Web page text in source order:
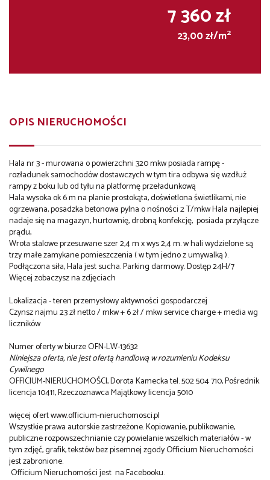
7 360 zł
23,00 zł/m2
OPIS NIERUCHOMOŚCI
Hala nr 3 - murowana o powierzchni 320 mkw posiada rampę -
rozładunek samochodów dostawczych w tym tira odbywa się wzdłuż
rampy z boku lub od tyłu na platformę przeładunkową
Hala wysoka ok 6 m na planie prostokąta, doświetlona świetlikami, nie
ogrzewana, posadzka betonowa pylna o nośności 2 T/mkw Hala najlepiej
nadaje się na magazyn, hurtownię, drobną konfekcję, posiada przyłącze
prądu,
Wrota stalowe przesuwane szer 2,4 m x wys 2,4 m. w hali wydzielone są
trzy małe zamykane pomieszczenia ( w tym jedno z umywalką ).
Podłączona siła, Hala jest sucha. Parking darmowy. Dostęp 24H/7
Więcej zobaczysz na zdjęciach
Lokalizacja - teren przemysłowy aktywności gospodarczej
Czynsz najmu 23 zł netto / mkw + 6 zł / mkw service charge + media wg
liczników
Numer oferty w biurze OFN-LW-13632
Niniejsza oferta, nie jest ofertą handlową w rozumieniu Kodeksu
Cywilnego
OFFICIUM-NIERUCHOMOŚCI, Dorota Kamecka tel. 502 504 710, Pośrednik
licencja 10411, Rzeczoznawca Majątkowy licencja 5010
więcej ofert www.officium-nieruchomosci.pl
Wszystkie prawa autorskie zastrzeżone. Kopiowanie, publikowanie,
publiczne rozpowszechnianie czy powielanie wszelkich materiałów - w
tym zdjęć, grafik, tekstów bez pisemnej zgody Officium Nieruchomości
jest zabronione.
Officium Nieruchomości jest na Facebooku.